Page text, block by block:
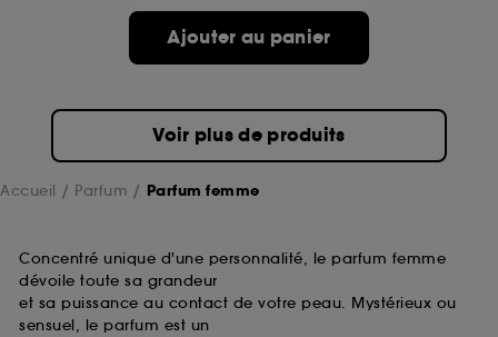
Ajouter au panier
Voir plus de produits
Accueil Parfum Parfum femme
Concentré unique d'une personnalité, le parfum femme
dévoile toute sa grandeur
et sa puissance au contact de votre peau. Mystérieux ou
sensuel, le parfum est un
de ces cookies grâce au bouton "personnaliser mes
choix" ci-dessous ou décider de "tout accepter".
Sephora pourra associer les informations de
collectées ou générées lors de votre activité en ligne
ou en magasin. Pour refuser tous les cookies, cliques
sur "continuer sans accepter". Voous pouvez à tout
souhaitez obtenir plus d'information sur les cookies